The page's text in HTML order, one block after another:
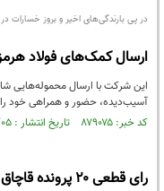
در پی بارندگی‌های اخیر و بروز خسارات
ارسال کمک‌های فولاد
این شرکت با ارسال محموله‌هایی
آسیب‌دیده، حضور و همراهی خود را
کد خبر: ۸۷۹۰۷۵ تاریخ انتشار : ۱۴۰۴/۱۰/۰۵
رای قطعی ۲۰ پرونده قاچاق و جرایم مالی در هرمزگان صادر شد